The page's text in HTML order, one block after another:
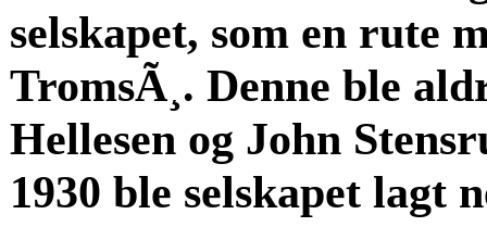
selskapet, som en rute
TromsÃ¸. Denne ble
Hellesen og John
1930 ble selskapet lagt